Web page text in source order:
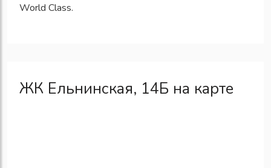
World Class.
ЖК Ельнинская, 14Б на карте